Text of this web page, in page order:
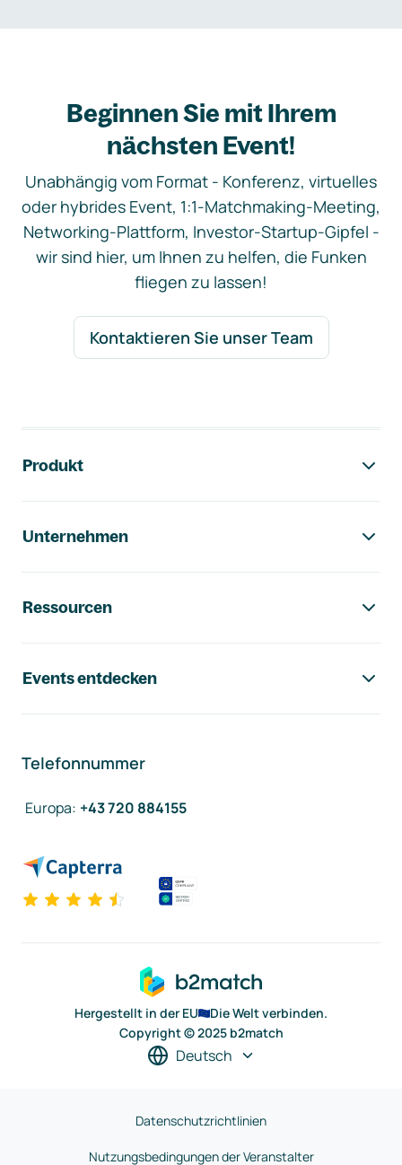
Beginnen Sie mit Ihrem
nächsten Event!
Unabhängig vom Format - Konferenz, virtuelles
oder hybrides Event, 1:1-Matchmaking-Meeting,
Networking-Plattform, Investor-Startup-Gipfel -
wir sind hier, um Ihnen zu helfen, die Funken
fliegen zu lassen!
Kontaktieren Sie unser Team
Produkt
Unternehmen
Ressourcen
Events entdecken
Telefonnummer
Europa: +43 720 884155
Hergestellt in der EU
Die Welt verbinden.
Copyright © 2025 b2match
Deutsch
Datenschutzrichtlinien
Nutzungsbedingungen der Veranstalter